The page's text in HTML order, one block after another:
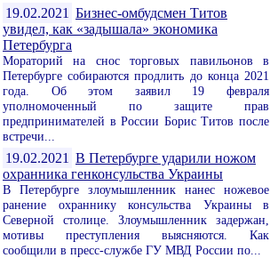
19.02.2021 Бизнес-омбудсмен Титов
увидел, как «задышала» экономика
Петербурга
Мораторий на снос торговых павильонов в
Петербурге собираются продлить до конца 2021
года. Об этом заявил 19 февраля
уполномоченный по защите прав
предпринимателей в России Борис Титов после
встречи...
19.02.2021 В Петербурге ударили ножом
охранника генконсульства Украины
В Петербурге злоумышленник нанес ножевое
ранение охраннику консульства Украины в
Северной столице. Злоумышленник задержан,
мотивы преступления выясняются. Как
сообщили в пресс-службе ГУ МВД России по...